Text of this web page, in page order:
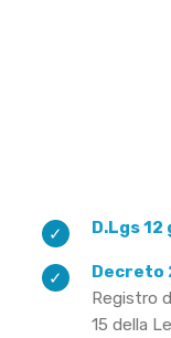
D.Lgs 12
Decreto
Registro
15 della